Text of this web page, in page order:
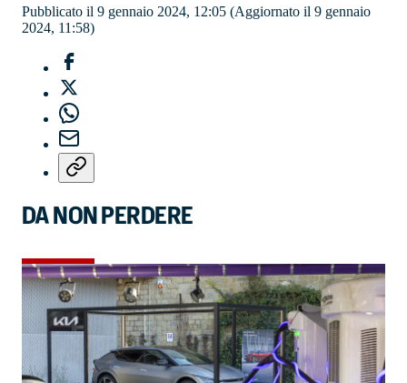
Pubblicato il 9 gennaio 2024, 12:05 (Aggiornato il 9 gennaio
2024, 11:58)
DA NON PERDERE